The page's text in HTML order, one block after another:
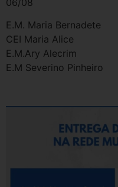
E.M. Maria Bernadete
CEI Maria Alice
E.M.Ary Alecrim
E.M Severino Pinheiro